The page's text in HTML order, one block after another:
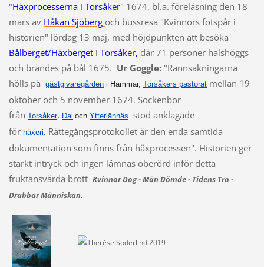
"Häxprocesserna i Torsåker" 1674, bl.a. föreläsning den 18
mars av Håkan Sjöberg och bussresa "Kvinnors fotspår i
historien" lördag 13 maj, med höjdpunkten att besöka
Bålberget/Häxbergeti Torsåker, där 71 personer halshöggs
och brändes på bål 1675. Ur Goggle:"Rannsakningarna
hölls på gästgivaregården i Hammar, Torsåkers pastoratmellan 19
oktober och 5 november 1674. Sockenbor
från Torsåker, Dal och Ytterlännäs
stod anklagade
för häxeri. Rättegångsprotokollet är den enda samtida
dokumentation som finns från häxprocessen". Historien ger
starkt intryck och ingen lämnas oberörd inför detta
fruktansvärda brott Kvinnor Dog - Män Dömde - Tidens Tro -
Drabbar Människan.